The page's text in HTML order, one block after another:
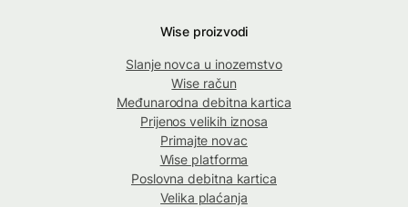
Wise proizvodi
Slanje novca u inozemstvo
Wise račun
Međunarodna debitna kartica
Prijenos velikih iznosa
Primajte novac
Wise platforma
Poslovna debitna kartica
Velika plaćanja